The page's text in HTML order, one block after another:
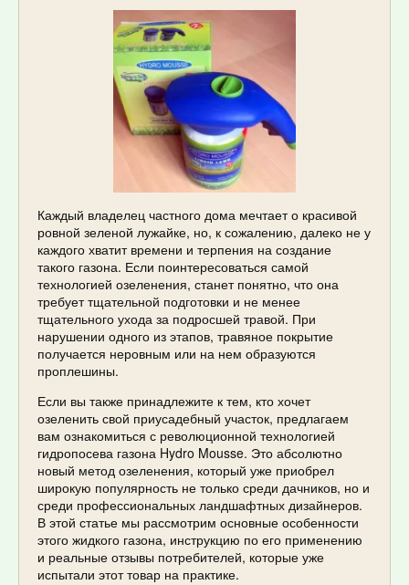
Каждый владелец частного дома мечтает о красивой
ровной зеленой лужайке, но, к сожалению, далеко не у
каждого хватит времени и терпения на создание
такого газона. Если поинтересоваться самой
технологией озеленения, станет понятно, что она
требует тщательной подготовки и не менее
тщательного ухода за подросшей травой. При
нарушении одного из этапов, травяное покрытие
получается неровным или на нем образуются
проплешины.
Если вы также принадлежите к тем, кто хочет
озеленить свой приусадебный участок, предлагаем
вам ознакомиться с революционной технологией
гидропосева газона Hydro Mousse. Это абсолютно
новый метод озеленения, который уже приобрел
широкую популярность не только среди дачников, но и
среди профессиональных ландшафтных дизайнеров.
В этой статье мы рассмотрим основные особенности
этого жидкого газона, инструкцию по его применению
и реальные отзывы потребителей, которые уже
испытали этот товар на практике.